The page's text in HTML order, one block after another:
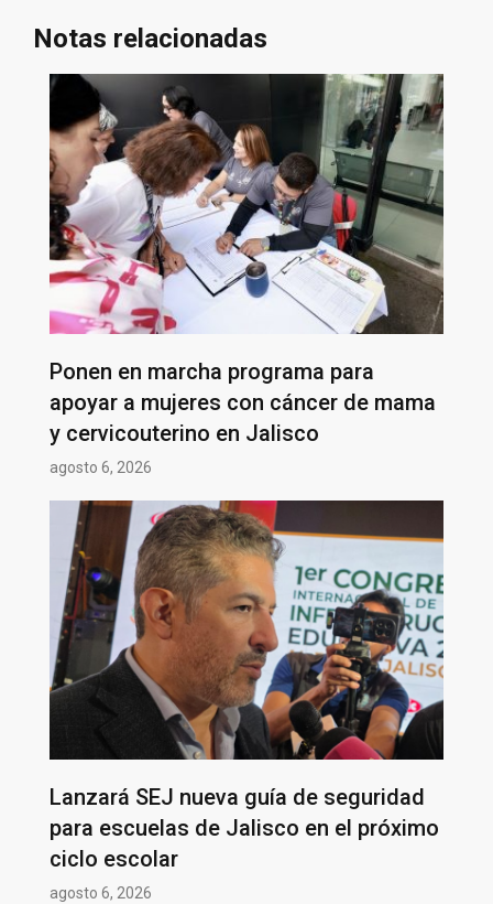
Notas relacionadas
Ponen en marcha programa para
apoyar a mujeres con cáncer de mama
y cervicouterino en Jalisco
agosto 6, 2026
Lanzará SEJ nueva guía de seguridad
para escuelas de Jalisco en el próximo
ciclo escolar
agosto 6, 2026